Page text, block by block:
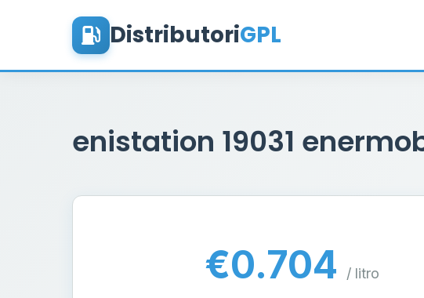
DistributoriGPL
enistation 19031
€0.704 / litro